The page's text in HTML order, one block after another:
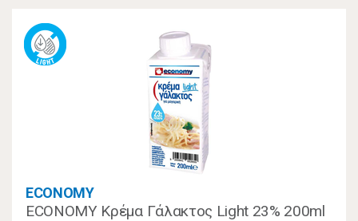
ECONOMY
ECONOMY Κρέμα Γάλακτος Light 23% 200ml